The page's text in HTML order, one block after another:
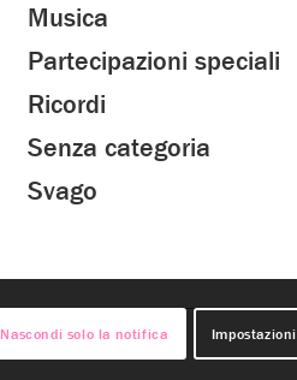
Musica
Partecipazioni speciali
Ricordi
Senza categoria
Svago
Nascondi solo la notifica Impostazioni